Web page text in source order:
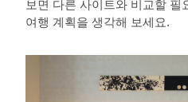
보면 다른 사이트와 비교할 필
여행 계획을 생각해 보세요.